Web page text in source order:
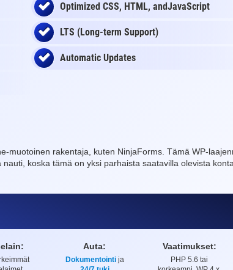
Optimized CSS, HTML, andJavaScript
LTS (Long-term Support)
Automatic Updates
muotoinen rakentaja, kuten NinjaForms. Tämä WP-
koska tämä on yksi parhaista saatavilla olevista
Auta:
Dokumentointija
Vaatimukset:
PHP 5.6 tai